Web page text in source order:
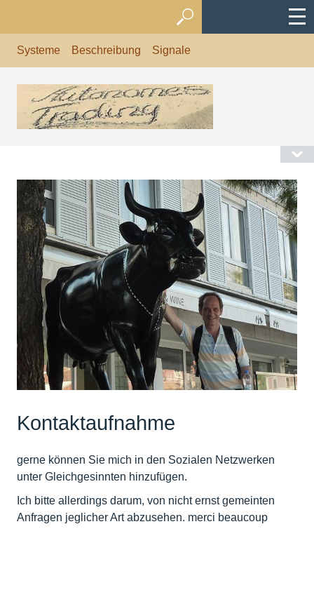
Systeme Beschreibung Signale
Kontaktaufnahme
gerne können Sie mich in den Sozialen Netzwerken
unter Gleichgesinnten hinzufügen.
Ich bitte allerdings darum, von nicht ernst gemeinten
Anfragen jeglicher Art abzusehen. merci beaucoup